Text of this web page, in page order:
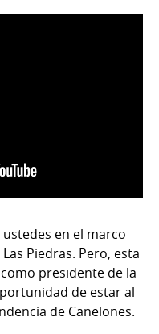
en el marco
Piedras. Pero, esta
presidente de la
de estar al
de Canelones.